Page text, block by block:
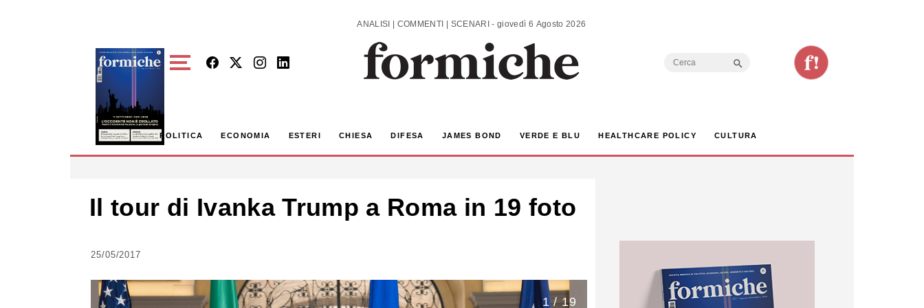
ANALISI | COMMENTI | SCENARI - giovedì 6 Agosto 2026
Search
POLITICA ECONOMIA ESTERI CHIESA DIFESA JAMES BOND VERDE E BLU HEALTHCARE POLICY CULTURA
Il tour di Ivanka Trump a Roma in 19 foto
25/05/2017
1 / 19